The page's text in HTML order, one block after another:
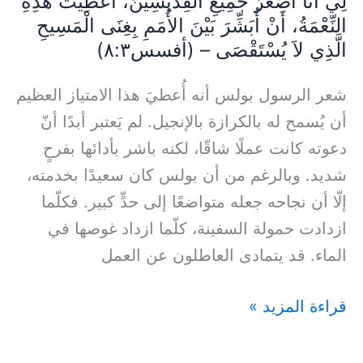
النِّعْمَةُ، أَنْ أُبَشِّرَ بَيْنَ الأُمَمِ بِغِنَى الْمَسِيحِ
الَّذِي لاَ يُسْتَقْصَى – (أفسس٨:٣)
شعر الرسول بولس أنه أُعطيَ هذا الامتياز العظيم
أن يُسمح له بالكرازة بالإنجيل. لم يَعتبر أبدًا أنّ
دعوته كانت عملًا شاقّا، لكنه باشر بأدائها بفرحٍ
شديد. وبالرغم من أن بولس كان سعيدًا بخدمته،
إلّا أن نجاحه جعله متواضعًا إلى حدٍّ كبير. فكلّما
ازدادت حمولة السفينة، كلّما ازداد غوصها في
الماء. قد يتمادى العاطلون عن العمل
أُبَشِّرَ
بَيْنَ
بِغِنَى
الْمَسِيحِ
الَّذِي
يُسْتَقْصَى
قراءة المزيد »